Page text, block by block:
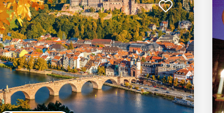
PK 1 ab